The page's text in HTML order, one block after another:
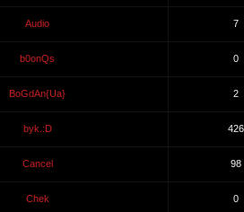
Audio 7
b0onQs 0
BoGdAn{Ua} 2
byk.:D 426
Cancel 98
Chek 0